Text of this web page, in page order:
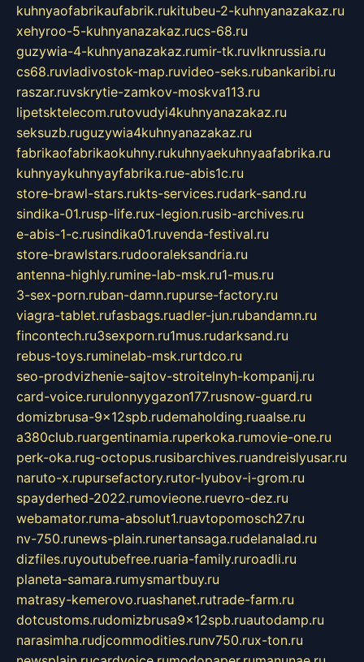
kuhnyaofabrikaufabrik.rukitubeu-2-kuhnyanazakaz.ru
xehyroo-5-kuhnyanazakaz.rucs-68.ru
guzywia-4-kuhnyanazakaz.rumir-tk.ruvlknrussia.ru
cs68.ruvladivostok-map.ruvideo-seks.rubankaribi.ru
raszar.ruvskrytie-zamkov-moskva113.ru
lipetsktelecom.rutovudyi4kuhnyanazakaz.ru
seksuzb.ruguzywia4kuhnyanazakaz.ru
fabrikaofabrikaokuhny.rukuhnyaekuhnyaafabrika.ru
kuhnyaykuhnyayfabrika.rue-abis1c.ru
store-brawl-stars.rukts-services.rudark-sand.ru
sindika-01.rusp-life.rux-legion.rusib-archives.ru
e-abis-1-c.rusindika01.ruvenda-festival.ru
store-brawlstars.rudooraleksandria.ru
antenna-highly.rumine-lab-msk.ru1-mus.ru
3-sex-porn.ruban-damn.rupurse-factory.ru
viagra-tablet.rufasbags.ruadler-jun.rubandamn.ru
fincontech.ru3sexporn.ru1mus.rudarksand.ru
rebus-toys.ruminelab-msk.rurtdco.ru
seo-prodvizhenie-sajtov-stroitelnyh-kompanij.ru
card-voice.rurulonnyygazon177.rusnow-guard.ru
domizbrusa-9x12spb.rudemaholding.ruaalse.ru
a380club.ruargentinamia.ruperkoka.rumovie-one.ru
perk-oka.rug-octopus.rusibarchives.ruandreislyusar.ru
naruto-x.rupursefactory.rutor-lyubov-i-grom.ru
spayderhed-2022.rumovieone.ruevro-dez.ru
webamator.ruma-absolut1.ruavtopomosch27.ru
nv-750.runews-plain.runertansaga.rudelanalad.ru
dizfiles.ruyoutubefree.ruaria-family.ruroadli.ru
planeta-samara.rumysmartbuy.ru
matrasy-kemerovo.ruashanet.rutrade-farm.ru
dotcustoms.rudomizbrusa9x12spb.ruautodamp.ru
narasimha.rudjcommodities.runv750.rux-ton.ru